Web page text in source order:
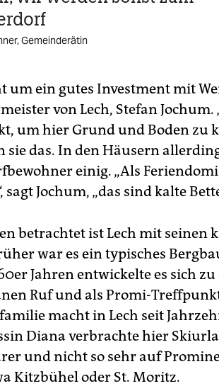
Gemeinderätin
um ein gutes Investment mit
von Lech, Stefan Jochum.
um hier Grund und Boden zu
sie das. In den Häusern
einig. „Als
sagt Jochum, „das sind kalte
betrachtet ist Lech mit seinen
war es ein typisches
Jahren entwickelte es sich
Ruf und als Promi-
macht in Lech seit
Diana verbrachte hier
und nicht so sehr auf
Kitzbühel oder St. Moritz.